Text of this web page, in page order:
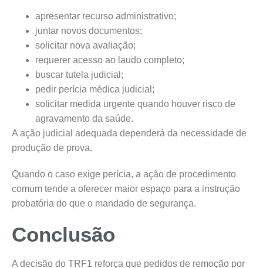
apresentar recurso administrativo;
juntar novos documentos;
solicitar nova avaliação;
requerer acesso ao laudo completo;
buscar tutela judicial;
pedir perícia médica judicial;
solicitar medida urgente quando houver risco de
agravamento da saúde.
A ação judicial adequada dependerá da necessidade de
produção de prova.
Quando o caso exige perícia, a ação de procedimento
comum tende a oferecer maior espaço para a instrução
probatória do que o mandado de segurança.
Conclusão
A decisão do TRF1 reforça que pedidos de remoção por